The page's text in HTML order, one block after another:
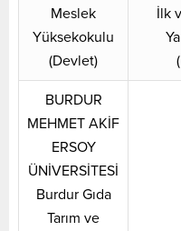
Meslek
Yüksekokulu
(Devlet)
İlk
BURDUR
MEHMET AKİF
ERSOY
ÜNİVERSİTESİ
Burdur Gıda
Tarım ve